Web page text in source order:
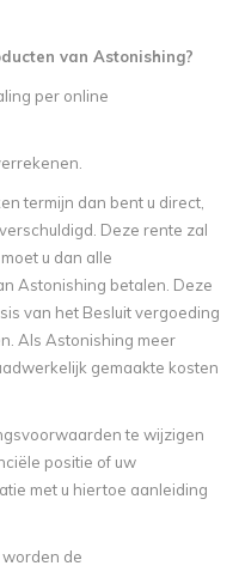
van Astonishing?
per online
termijn dan bent u direct,
Deze rente zal
u dan alle
Astonishing betalen. Deze
van het Besluit vergoeding
Als Astonishing meer
gemaakte kosten
te wijzigen
positie of uw
met u hiertoe aanleiding
de